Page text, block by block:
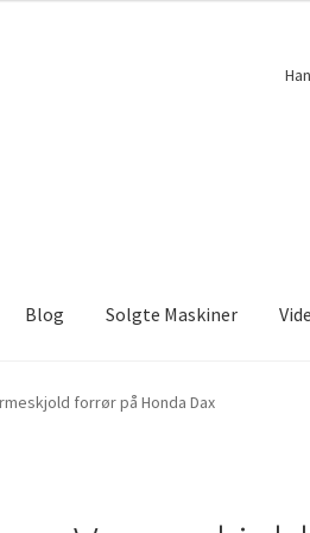
Blog Solgte Maskiner
forrør på Honda Dax